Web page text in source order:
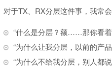
对于TX、RX分层这件事，我常
“什么是分层？额……那你看着
“为什么让我分层，以前的产
“为什么不给我分层，别人都